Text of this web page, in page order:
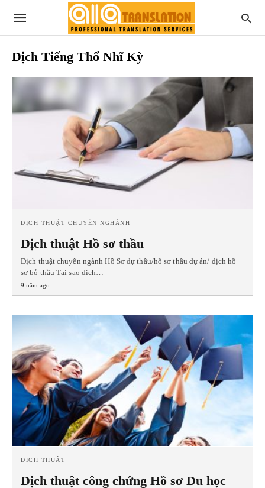
Dịch Tiếng Thổ Nhĩ Kỳ
DỊCH THUẬT CHUYÊN NGHÀNH
Dịch thuật Hồ sơ thầu
Dịch thuật chuyên ngành Hồ Sơ dự thầu/hồ sơ thầu dự án/ dịch hồ
sơ bỏ thầu Tại sao dịch…
9 năm ago
DỊCH THUẬT
Dịch thuật công chứng Hồ sơ Du học